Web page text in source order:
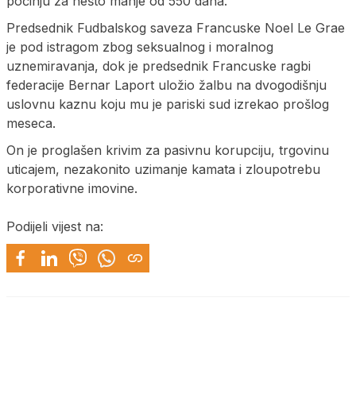
Predsednik Fudbalskog saveza Francuske Noel Le Grae
je pod istragom zbog seksualnog i moralnog
uznemiravanja, dok je predsednik Francuske ragbi
federacije Bernar Laport uložio žalbu na dvogodišnju
uslovnu kaznu koju mu je pariski sud izrekao prošlog
meseca.
On je proglašen krivim za pasivnu korupciju, trgovinu
uticajem, nezakonito uzimanje kamata i zloupotrebu
korporativne imovine.
Podijeli vijest na: